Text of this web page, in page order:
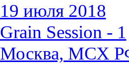
19 июля 2018
Grain Session - 1
Москва, МСХ